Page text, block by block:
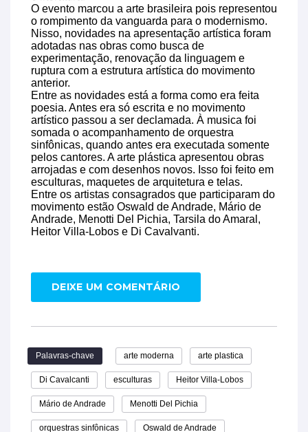
O evento marcou a arte brasileira pois representou
o rompimento da vanguarda para o modernismo.
Nisso, novidades na apresentação artística foram
adotadas nas obras como busca de
experimentação, renovação da linguagem e
ruptura com a estrutura artística do movimento
anterior.
Entre as novidades está a forma como era feita
poesia. Antes era só escrita e no movimento
artístico passou a ser declamada. À musica foi
somada o acompanhamento de orquestra
sinfônicas, quando antes era executada somente
pelos cantores. A arte plástica apresentou obras
arrojadas e com desenhos novos. Isso foi feito em
esculturas, maquetes de arquitetura e telas.
Entre os artistas consagrados que participaram do
movimento estão Oswald de Andrade, Mário de
Andrade, Menotti Del Pichia, Tarsila do Amaral,
Heitor Villa-Lobos e Di Cavalvanti.
DEIXE UM COMENTÁRIO
Palavras-chave arte moderna arte plastica
Di Cavalcanti esculturas Heitor Villa-Lobos
Mário de Andrade Menotti Del Pichia
orquestras sinfônicas Oswald de Andrade